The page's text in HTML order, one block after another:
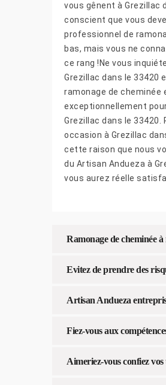
vous gênent à Grezillac
conscient que vous
professionnel de
bas, mais vous ne
ce rang !Ne vous
Grezillac dans le 33420
ramonage de cheminée
exceptionnellement
Grezillac dans le
occasion à Grezillac
cette raison que nous
du Artisan Andueza à
vous aurez réelle
Ramonage de cheminée
Evitez de prendre des
Artisan Andueza
Fiez-vous aux
Aimeriez-vous confiez